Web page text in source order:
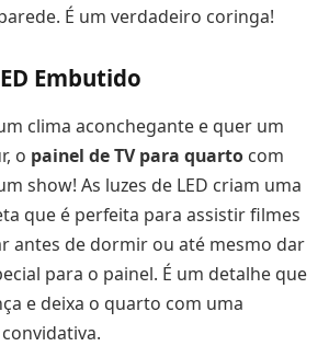
É um verdadeiro coringa!
Embutido
clima aconchegante e quer um
o painel de TV para quarto com
show! As luzes de LED criam uma
que é perfeita para assistir filmes
antes de dormir ou até mesmo dar
para o painel. É um detalhe que
e deixa o quarto com uma